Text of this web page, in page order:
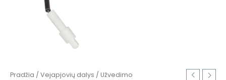
Pradžia / Vejapjovių dalys / Užvedimo